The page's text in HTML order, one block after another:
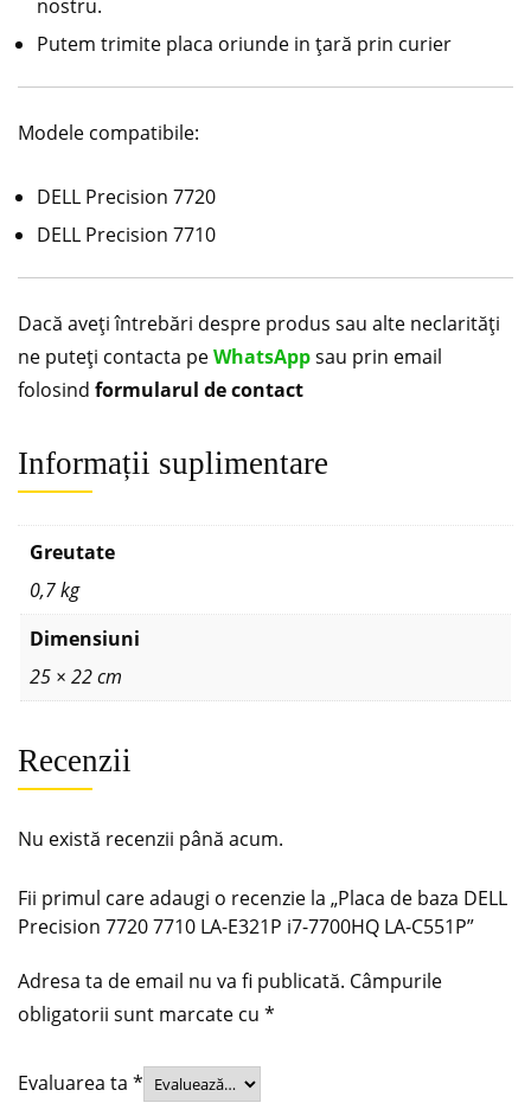
nostru.
Putem trimite placa oriunde in țară prin curier
Modele compatibile:
DELL Precision 7720
DELL Precision 7710
Dacă aveți întrebări despre produs sau alte neclarități
ne puteți contacta peWhatsAppsau prin email
folosind formularul de contact
Informații suplimentare
Greutate
0,7 kg
Dimensiuni
25 × 22 cm
Recenzii
Nu există recenzii până acum.
Fii primul care adaugi o recenzie la „Placa de baza DELL
Precision 7720 7710 LA-E321P i7-7700HQ LA-C551P”
Adresa ta de email nu va fi publicată. Câmpurile
obligatorii sunt marcate cu *
Evaluarea ta *